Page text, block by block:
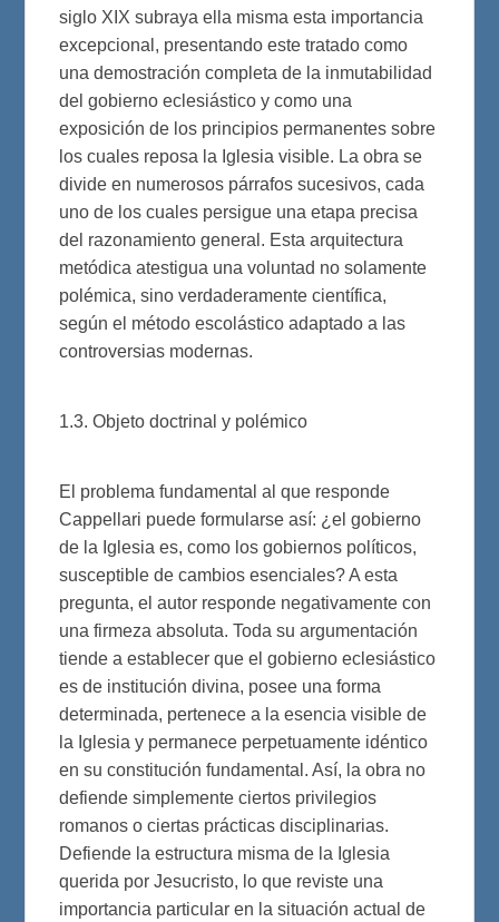
siglo XIX subraya ella misma esta importancia
excepcional, presentando este tratado como
una demostración completa de la inmutabilidad
del gobierno eclesiástico y como una
exposición de los principios permanentes sobre
los cuales reposa la Iglesia visible. La obra se
divide en numerosos párrafos sucesivos, cada
uno de los cuales persigue una etapa precisa
del razonamiento general. Esta arquitectura
metódica atestigua una voluntad no solamente
polémica, sino verdaderamente científica,
según el método escolástico adaptado a las
controversias modernas.
1.3. Objeto doctrinal y polémico
El problema fundamental al que responde
Cappellari puede formularse así: ¿el gobierno
de la Iglesia es, como los gobiernos políticos,
susceptible de cambios esenciales? A esta
pregunta, el autor responde negativamente con
una firmeza absoluta. Toda su argumentación
tiende a establecer que el gobierno eclesiástico
es de institución divina, posee una forma
determinada, pertenece a la esencia visible de
la Iglesia y permanece perpetuamente idéntico
en su constitución fundamental. Así, la obra no
defiende simplemente ciertos privilegios
romanos o ciertas prácticas disciplinarias.
Defiende la estructura misma de la Iglesia
querida por Jesucristo, lo que reviste una
importancia particular en la situación actual de